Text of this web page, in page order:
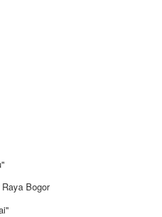
Bogor